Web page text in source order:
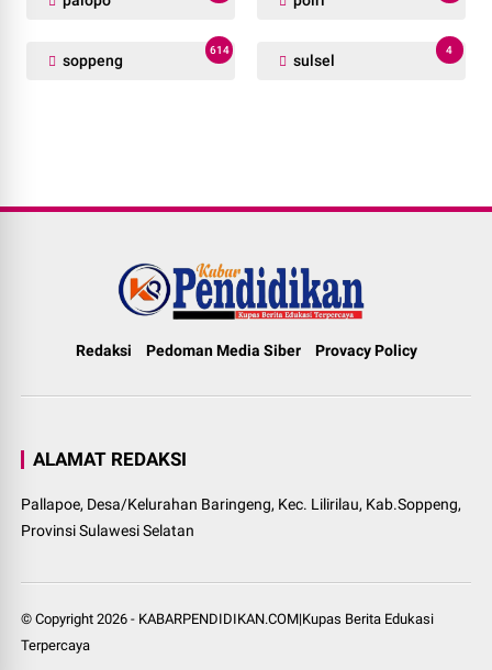
soppeng
614
sulsel
4
Redaksi Pedoman Media Siber Provacy Policy
ALAMAT REDAKSI
Pallapoe, Desa/Kelurahan Baringeng, Kec. Lilirilau, Kab.Soppeng,
Provinsi Sulawesi Selatan
© Copyright2026 - KABARPENDIDIKAN.COM|Kupas Berita Edukasi
Terpercaya